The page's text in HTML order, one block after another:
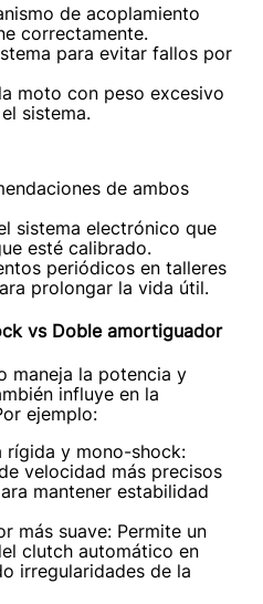
de acoplamiento
correctamente.
para evitar fallos por
moto con peso excesivo
sistema.
de ambos
sistema electrónico que
esté calibrado.
periódicos en talleres
prolongar la vida útil.
vs Doble amortiguador
maneja la potencia y
influye en la
ejemplo:
rígida y mono-shock:
velocidad más precisos
mantener estabilidad
más suave: Permite un
clutch automático en
irregularidades de la